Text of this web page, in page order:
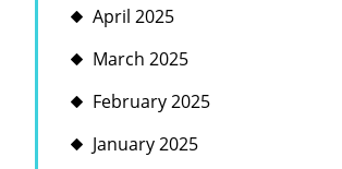
April 2025
March 2025
February 2025
January 2025